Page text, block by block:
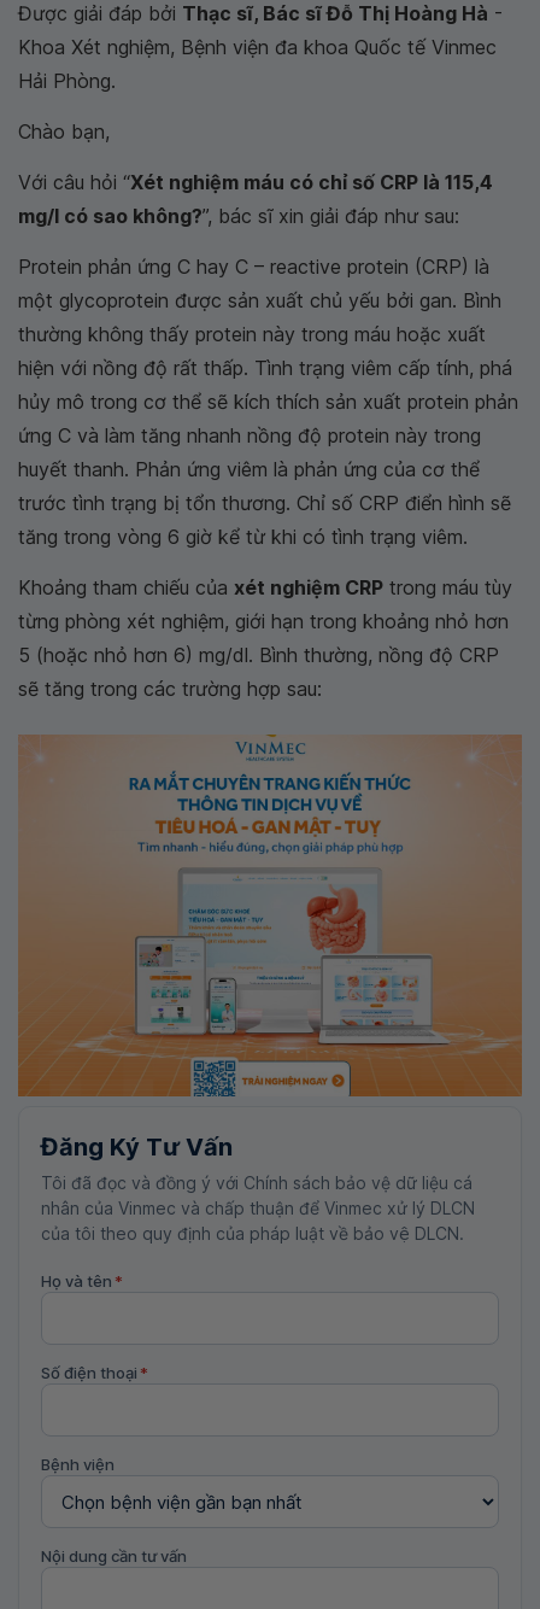
Được giải đáp bởi Thạc sĩ, Bác sĩ Đỗ Thị Hoàng Hà -
Khoa Xét nghiệm, Bệnh viện đa khoa Quốc tế Vinmec
Hải Phòng.
Chào bạn,
Với câu hỏi “Xét nghiệm máu có chỉ số CRP là 115,4
mg/l có sao không?”, bác sĩ xin giải đáp như sau:
Protein phản ứng C hay C – reactive protein (CRP) là
một glycoprotein được sản xuất chủ yếu bởi gan. Bình
thường không thấy protein này trong máu hoặc xuất
hiện với nồng độ rất thấp. Tình trạng viêm cấp tính, phá
hủy mô trong cơ thể sẽ kích thích sản xuất protein phản
ứng C và làm tăng nhanh nồng độ protein này trong
huyết thanh. Phản ứng viêm là phản ứng của cơ thể
trước tình trạng bị tổn thương. Chỉ số CRP điển hình sẽ
tăng trong vòng 6 giờ kể từ khi có tình trạng viêm.
Khoảng tham chiếu của xét nghiệm CRP trong máu tùy
từng phòng xét nghiệm, giới hạn trong khoảng nhỏ hơn
5 (hoặc nhỏ hơn 6) mg/dl. Bình thường, nồng độ CRP
sẽ tăng trong các trường hợp sau:
Đăng Ký Tư Vấn
Tôi đã đọc và đồng ý với Chính sách bảo vệ dữ liệu cá
nhân của Vinmec và chấp thuận để Vinmec xử lý DLCN
của tôi theo quy định của pháp luật về bảo vệ DLCN.
Họ và tên *
Số điện thoại *
Bệnh viện
Nội dung cần tư vấn